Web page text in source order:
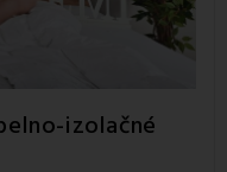
izolačné